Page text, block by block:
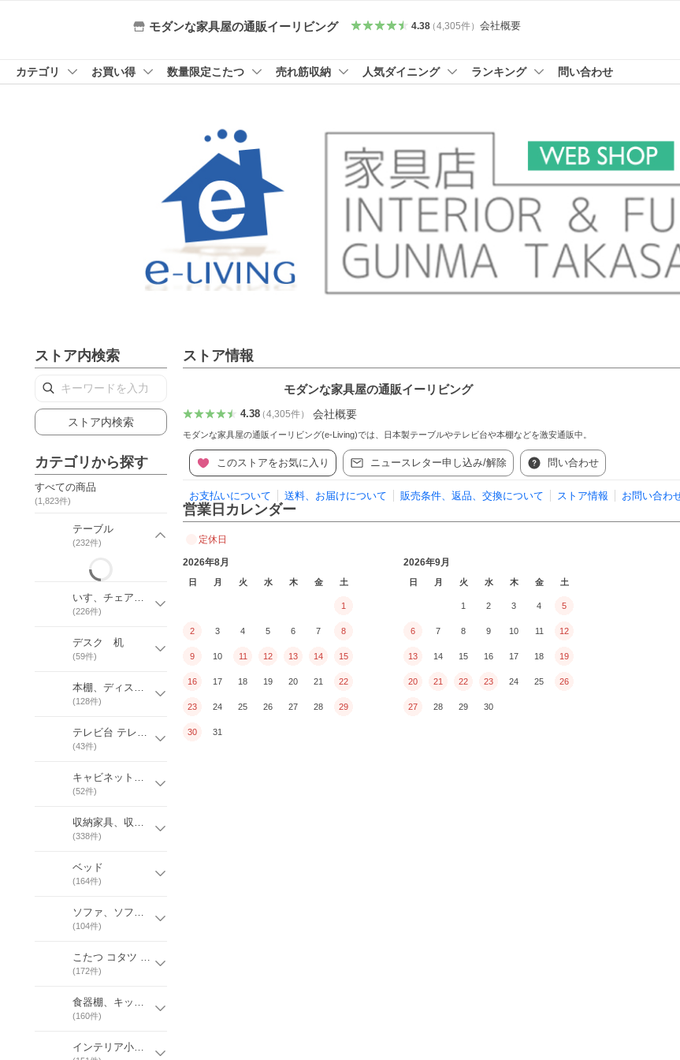
モダンな家具屋の通販イーリビング 4.38（4,305件） 会社概要
カテゴリ お買い得 数量限定こたつ 売れ筋収納 人気ダイニング ランキング 問い合わせ
ストア内検索
ストア内検索
カテゴリから探す
すべての商品
(1,823件)
テーブル
(232件)
いす、チェア、スツール
(226件)
デスク 机
(59件)
本棚、ディスプレイラック
(128件)
テレビ台 テレビボード
(43件)
キャビネット、コレクションケース
(52件)
収納家具、収納ケース
(338件)
ベッド
(164件)
ソファ、ソファベッド
(104件)
こたつ コタツ 家具調
(172件)
食器棚、キッチン収納
(160件)
インテリア小物 雑貨
ストア情報
モダンな家具屋の通販イーリビング
4.38（4,305件） 会社概要
モダンな家具屋の通販イーリビング(e-Living)では、日本製テーブルやテレビ台や本棚などを激安通販中。
このストアをお気に入り ニュースレター申し込み/解除 問い合わせ
お支払いについて 送料、お届けについて 販売条件、返品、交換について ストア情報 お問い合わ
営業日カレンダー
定休日
2026年8月
日 月 火 水 木 金 土
1
2 3 4 5 6 7 8
9 10 11 12 13 14 15
16 17 18 19 20 21 22
23 24 25 26 27 28 29
30 31
2026年9月
日 月 火 水 木 金 土
1 2 3 4 5
6 7 8 9 10 11 12
13 14 15 16 17 18 19
20 21 22 23 24 25 26
27 28 29 30